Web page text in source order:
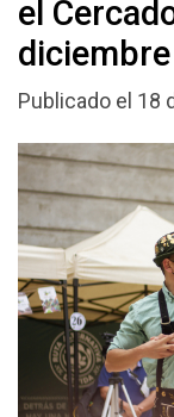
el
diciembre
Publicado el 18